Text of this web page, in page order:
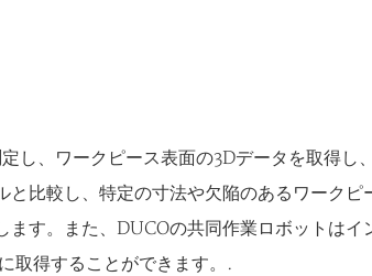
し、ワークピース表面の3Dデータを取得し
比較し、特定の寸法や欠陥のあるワークピ
す。また、DUCOの共同作業ロボットはイ
取得することができます。.